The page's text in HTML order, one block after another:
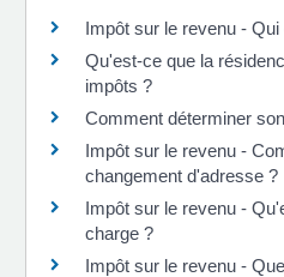
Impôt sur le revenu -
Qu'est-ce que la
impôts ?
Comment déterminer
Impôt sur le revenu -
changement d'adresse ?
Impôt sur le revenu -
charge ?
Impôt sur le revenu -